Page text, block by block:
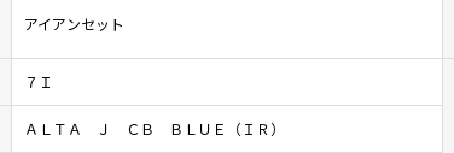
アイアンセット
７Ｉ
ＡＬＴＡ Ｊ ＣＢ ＢＬＵＥ（ＩＲ）